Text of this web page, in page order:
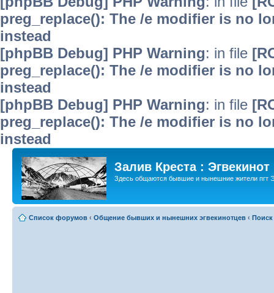
preg_replace(): The /e modifier is no
instead
[phpBB Debug] PHP Warning: in file
preg_replace(): The /e modifier is no
instead
[phpBB Debug] PHP Warning: in file
preg_replace(): The /e modifier is no
instead
Залив Креста : Эгвекинот
Здесь общаются бывшие и нынешние жители пгт
Список форумов ‹ Общение бывших и нынешних эгвекинотцев ‹ Поиск